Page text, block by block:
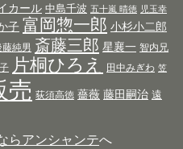
カール 中島千波 五十嵐 晴徳 児玉幸
子 富岡惣一郎 小杉小二郎
藤純男 斎藤三郎 星襄一 智内兄
片桐ひろえ 田中みぎわ 笠
売 荻須高徳 薔薇 藤田嗣治 遠
らアンシャンテへ